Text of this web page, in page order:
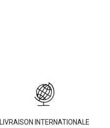
LIVRAISON INTERNATIONALE